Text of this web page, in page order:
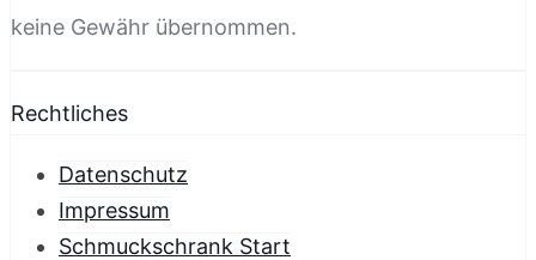
keine Gewähr übernommen.
Rechtliches
Datenschutz
Impressum
Schmuckschrank Start